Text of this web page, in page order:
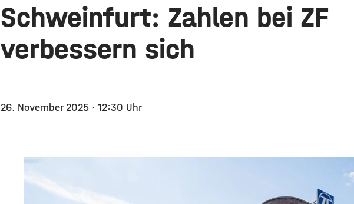
Schweinfurt: Zahlen bei ZF
verbessern sich
26. November 2025 · 12:30 Uhr